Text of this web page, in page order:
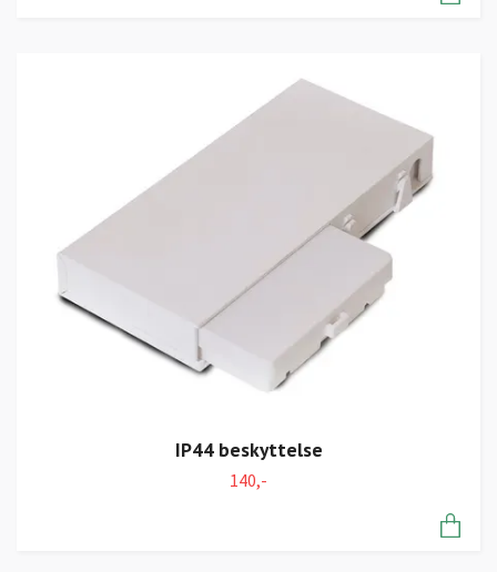
IP44 beskyttelse
140,-